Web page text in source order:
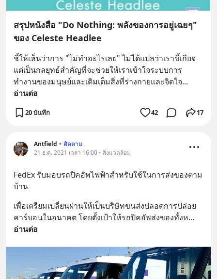
สรุปหนังสือ "Do Nothing: พลังของการอยู่เฉยๆ"
ของ Celeste Headlee
ชี้ให้เห็นว่าการ "ไม่ทำอะไรเลย" ไม่ได้แปลว่าเราขี้เกียจ
แต่เป็นกลยุทธ์สำคัญที่จะช่วยให้เราเข้าใจระบบการ
ทำงานของมนุษย์และเติมเต็มสิ่งที่ร่างกายและจิตใจ
อ่านต่อ
20 บันทึก 42 17
Antfield • ติดตาม
21 ธ.ค. 2021 เวลา 16:00 • สิ่งแวดล้อม
FedEx รับมอบรถปิคอัพไฟฟ้าสำหรับใช้ในการส่งของตาม
บ้าน
เพื่อเตรียมเปลี่ยนผ่านให้เป็นบริษัทขนส่งปลอดการปล่อย
คาร์บอนในอนาคต โดยตั้งเป้าให้รถปิคอัพส่งของทั้งห
อ่านต่อ